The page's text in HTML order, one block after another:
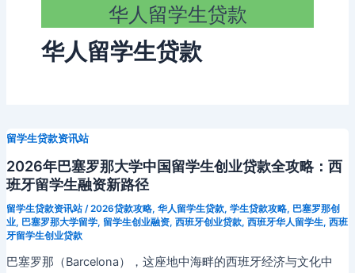
华人留学生贷款
华人留学生贷款
留学生贷款资讯站
2026年巴塞罗那大学中国留学生创业贷款全攻略：西
班牙留学生融资新路径
留学生贷款资讯站/2026贷款攻略, 华人留学生贷款, 学生贷款攻略, 巴塞罗那创
业, 巴塞罗那大学留学, 留学生创业融资, 西班牙创业贷款, 西班牙华人留学生, 西班
牙留学生创业贷款
巴塞罗那（Barcelona），这座地中海畔的西班牙经济与文化中